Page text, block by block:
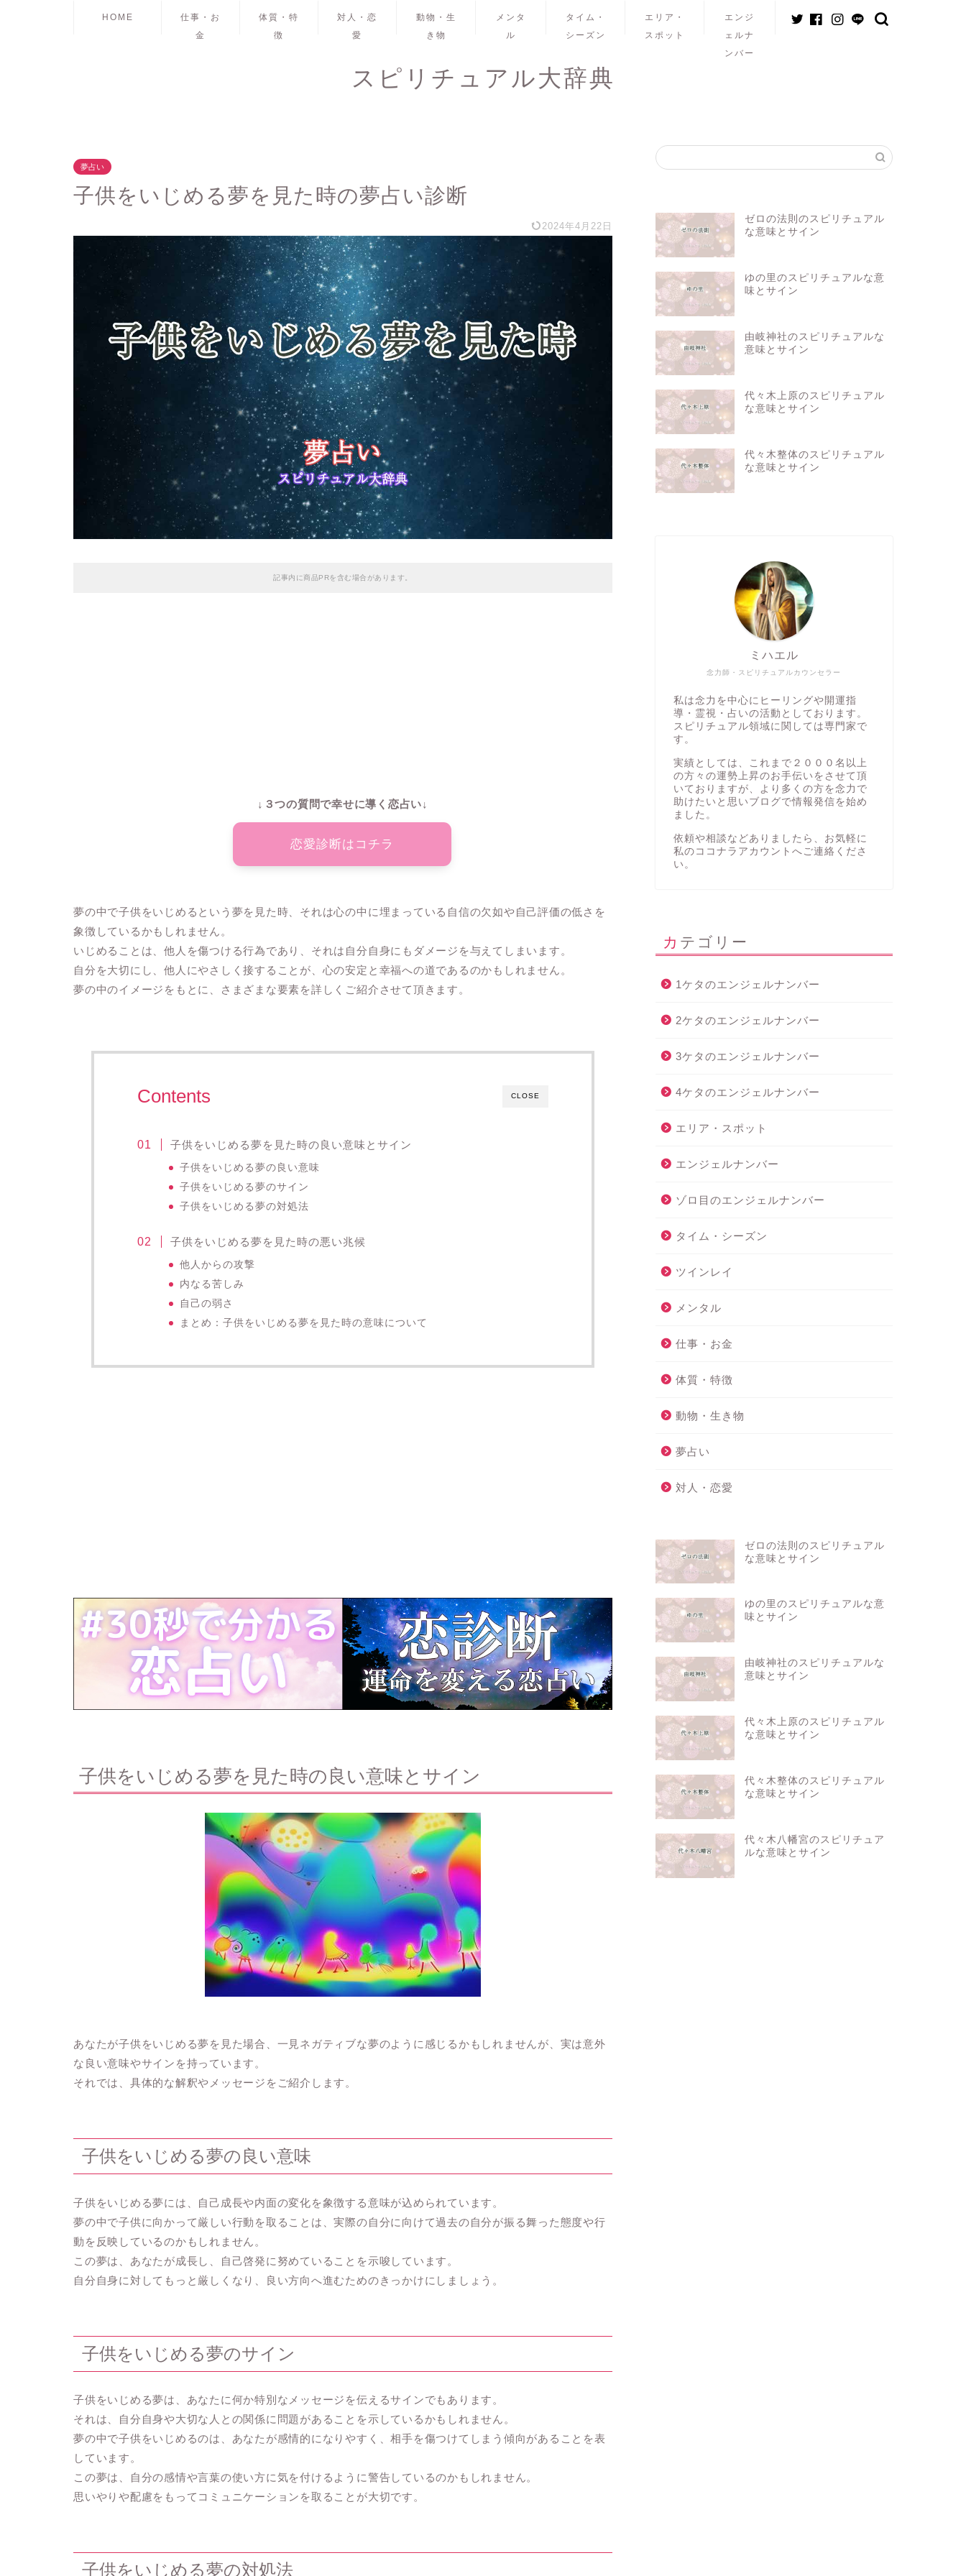
HOME
仕事・お
金
体質・特
徴
対人・恋
愛
動物・生
き物
メンタ
ル
タイム・
シーズン
エリア・
スポット
エンジ
ェルナ
ンバー
スピリチュアル大辞典
夢占い
子供をいじめる夢を見た時の夢占い診断
2024年4月22日
記事内に商品PRを含む場合があります。
↓３つの質問で幸せに導く恋占い↓
恋愛診断はコチラ
夢の中で子供をいじめるという夢を見た時、それは心の中に埋まっている自信の欠如や自己評価の低さを
象徴しているかもしれません。
いじめることは、他人を傷つける行為であり、それは自分自身にもダメージを与えてしまいます。
自分を大切にし、他人にやさしく接することが、心の安定と幸福への道であるのかもしれません。
夢の中のイメージをもとに、さまざまな要素を詳しくご紹介させて頂きます。
CLOSE
Contents
子供をいじめる夢を見た時の良い意味とサイン
子供をいじめる夢の良い意味
子供をいじめる夢のサイン
子供をいじめる夢の対処法
子供をいじめる夢を見た時の悪い兆候
他人からの攻撃
内なる苦しみ
自己の弱さ
まとめ：子供をいじめる夢を見た時の意味について
子供をいじめる夢を見た時の良い意味とサイン
あなたが子供をいじめる夢を見た場合、一見ネガティブな夢のように感じるかもしれませんが、実は意外
な良い意味やサインを持っています。
それでは、具体的な解釈やメッセージをご紹介します。
子供をいじめる夢の良い意味
子供をいじめる夢には、自己成長や内面の変化を象徴する意味が込められています。
夢の中で子供に向かって厳しい行動を取ることは、実際の自分に向けて過去の自分が振る舞った態度や行
動を反映しているのかもしれません。
この夢は、あなたが成長し、自己啓発に努めていることを示唆しています。
自分自身に対してもっと厳しくなり、良い方向へ進むためのきっかけにしましょう。
子供をいじめる夢のサイン
子供をいじめる夢は、あなたに何か特別なメッセージを伝えるサインでもあります。
それは、自分自身や大切な人との関係に問題があることを示しているかもしれません。
夢の中で子供をいじめるのは、あなたが感情的になりやすく、相手を傷つけてしまう傾向があることを表
しています。
この夢は、自分の感情や言葉の使い方に気を付けるように警告しているのかもしれません。
思いやりや配慮をもってコミュニケーションを取ることが大切です。
子供をいじめる夢の対処法
ゼロの法則のスピリチュアル
な意味とサイン
ゆの里のスピリチュアルな意
味とサイン
由岐神社のスピリチュアルな
意味とサイン
代々木上原のスピリチュアル
な意味とサイン
代々木整体のスピリチュアル
な意味とサイン
念力師・スピリチュアルカウンセラー
ミハエル
私は念力を中心にヒーリングや開運指
導・霊視・占いの活動としております。
スピリチュアル領域に関しては専門家で
す。
実績としては、これまで２０００名以上
の方々の運勢上昇のお手伝いをさせて頂
いておりますが、より多くの方を念力で
助けたいと思いブログで情報発信を始め
ました。
依頼や相談などありましたら、お気軽に
私の ココナラアカウント へご連絡くださ
い。
カテゴリー
1ケタのエンジェルナンバー
2ケタのエンジェルナンバー
3ケタのエンジェルナンバー
4ケタのエンジェルナンバー
エリア・スポット
エンジェルナンバー
ゾロ目のエンジェルナンバー
タイム・シーズン
ツインレイ
メンタル
仕事・お金
体質・特徴
動物・生き物
夢占い
対人・恋愛
ゼロの法則のスピリチュアル
な意味とサイン
ゆの里のスピリチュアルな意
味とサイン
由岐神社のスピリチュアルな
意味とサイン
代々木上原のスピリチュアル
な意味とサイン
代々木整体のスピリチュアル
な意味とサイン
代々木八幡宮のスピリチュア
ルな意味とサイン